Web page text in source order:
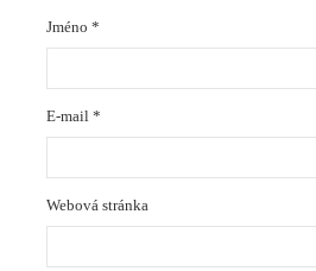
Jméno*
E-mail*
Webová stránka